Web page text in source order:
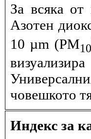
За всяка от
Азотен
10 µm (PM10
човешкото
Индекс за